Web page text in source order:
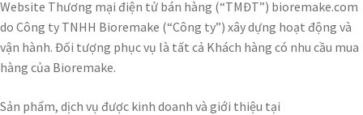
Website Thương mại điện tử bán hàng (“TMĐT”) bioremake.com
do Công ty TNHH Bioremake (“Công ty”) xây dựng hoạt động và
vận hành. Đối tượng phục vụ là tất cả Khách hàng có nhu cầu mua
hàng của Bioremake.
Sản phẩm, dịch vụ được kinh doanh và giới thiệu tại